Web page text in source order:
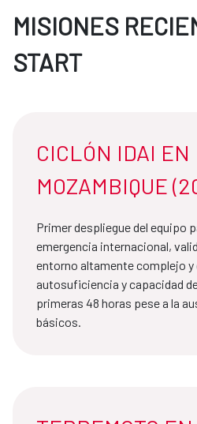
MISIONES
START
CICLÓN IDAI EN
MOZAMBIQUE
Primer despliegue del equipo
emergencia internacional,
entorno altamente complejo y
autosuficiencia y capacidad
primeras 48 horas pese a la
básicos.